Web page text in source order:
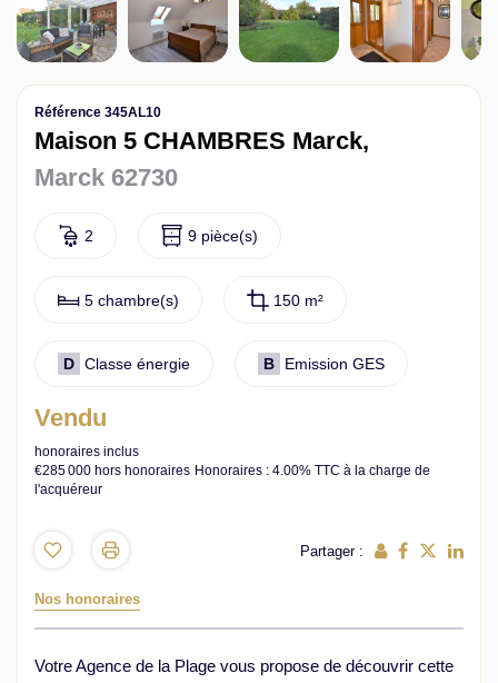
Référence 345AL10
Maison 5 CHAMBRES Marck,
Marck 62730
2 9 pièce(s)
5 chambre(s) 150 m²
D Classe énergie B Emission GES
Vendu
honoraires inclus
€285 000 hors honoraires Honoraires : 4.00% TTC à la charge de
l'acquéreur
Partager :
Nos honoraires
Votre Agence de la Plage vous propose de découvrir cette